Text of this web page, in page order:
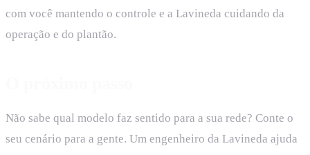
com você mantendo o controle e a Lavineda cuidando da
operação e do plantão.
Não sabe qual modelo faz sentido para a sua rede? Conte o
seu cenário para a gente. Um engenheiro da Lavineda ajuda